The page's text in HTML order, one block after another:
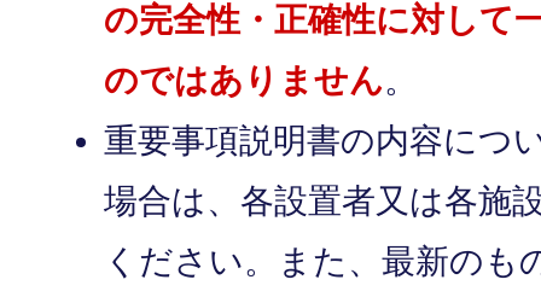
の完全性・正確性に対して
のではありません。
重要事項説明書の内容につ
場合は、各設置者又は各施
ください。また、最新のも